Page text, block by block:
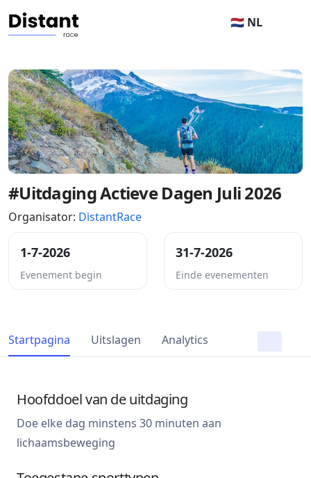
🇳🇱 NL
#Uitdaging Actieve Dagen Juli 2026
Organisator: DistantRace
1-7-2026
Evenement begin
31-7-2026
Einde evenementen
Startpagina Uitslagen Analytics
Hoofddoel van de uitdaging
Doe elke dag minstens 30 minuten aan
lichaamsbeweging